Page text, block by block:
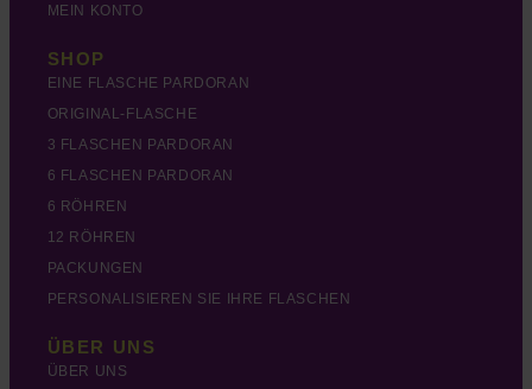
MEIN KONTO
SHOP
EINE FLASCHE PARDORAN
ORIGINAL-FLASCHE
3 FLASCHEN PARDORAN
6 FLASCHEN PARDORAN
6 RÖHREN
12 RÖHREN
PACKUNGEN
PERSONALISIEREN SIE IHRE FLASCHEN
ÜBER UNS
ÜBER UNS